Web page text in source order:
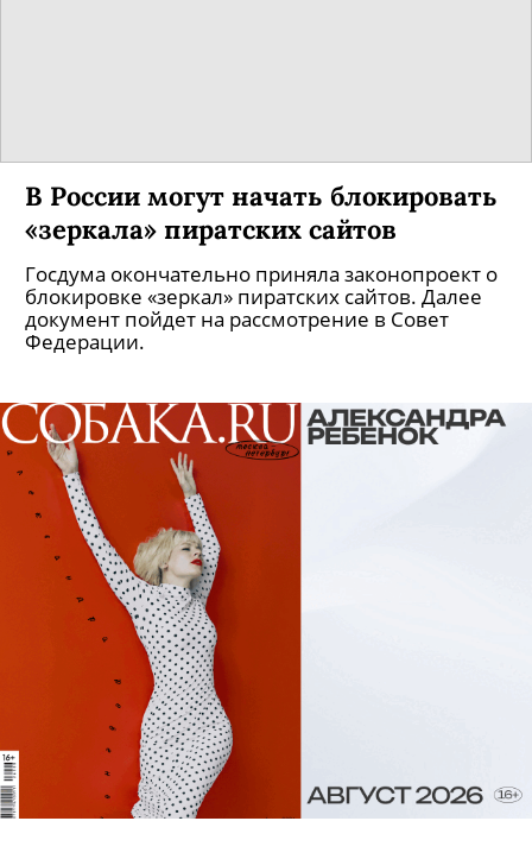
В России могут начать блокировать
«зеркала» пиратских сайтов
Госдума окончательно приняла законопроект о
блокировке «зеркал» пиратских сайтов. Далее
документ пойдет на рассмотрение в Совет
Федерации.